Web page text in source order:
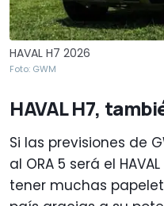
HAVAL H7 2026
Foto: GWM
HAVAL H7,
Si las previsiones de
al ORA 5 será el
tener muchas